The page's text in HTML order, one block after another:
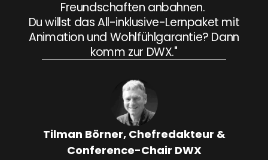
Freundschaften anbahnen.
Du willst das All-inklusive-Lernpaket mit
Animation und Wohlfühlgarantie? Dann
komm zur DWX."
Tilman Börner, Chefredakteur &
Conference-Chair DWX